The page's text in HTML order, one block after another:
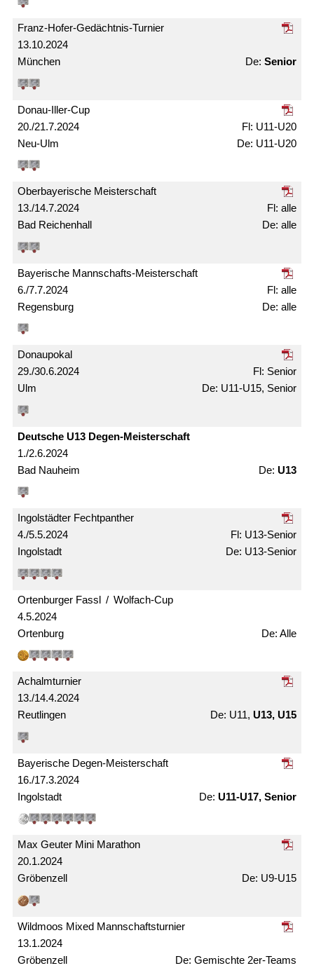
13.10.2024
Franz-Hofer-Gedächtnis-Turnier
München Senior
20./21.7.2024
Donau-Iller-Cup
Neu-Ulm
U11-U20
U11-U20
13./14.7.2024
Ober­bayerische Meister­schaft
Bad Reichenhall
alle
alle
6./7.7.2024
Bayerische Mann­schafts-Meister­schaft
Regensburg
alle
alle
29./30.6.2024
Donaupokal
Ulm
Senior
U11-U15, Senior
1./2.6.2024
Deutsche U13 Degen-Meister­schaft
Bad Nauheim U13
4./5.5.2024
Ingolstädter Fechtpanther
Ingolstadt
U13-Senior
U13-Senior
4.5.2024
Ortenburger Fassl / Wolfach-Cup
Ortenburg Alle
13./14.4.2024
Achalm­turnier
Reutlingen U11, U13, U15
16./17.3.2024
Bayerische Degen-Meister­schaft
Ingolstadt U11-U17, Senior
20.1.2024
Max Geuter Mini Marathon
Gröbenzell U9-U15
13.1.2024
Wildmoos Mixed Mann­schafts­turnier
Gröbenzell Gemischte 2er-Teams